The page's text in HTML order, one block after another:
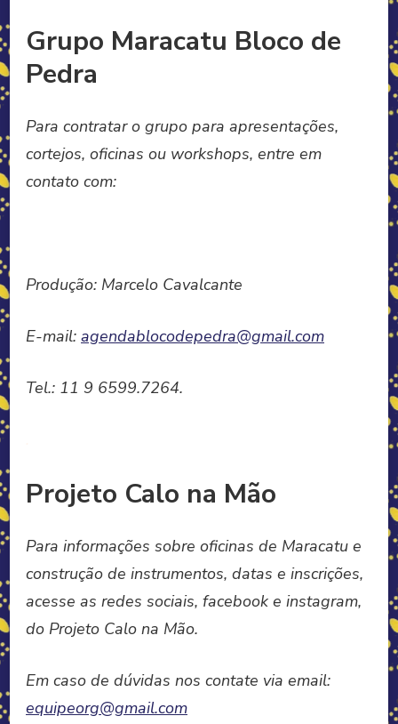
Grupo Maracatu Bloco de
Pedra
Para contratar o grupo para apresentações,
cortejos, oficinas ou workshops, entre em
contato com:
Produção: Marcelo Cavalcante
E-mail: agendablocodepedra@gmail.com
Tel.: 11 9 6599.7264.
Projeto Calo na Mão
Para informações sobre oficinas de Maracatu e
construção de instrumentos, datas e inscrições,
acesse as redes sociais, facebook e instagram,
do Projeto Calo na Mão.
Em caso de dúvidas nos contate via email:
equipeorg@gmail.com